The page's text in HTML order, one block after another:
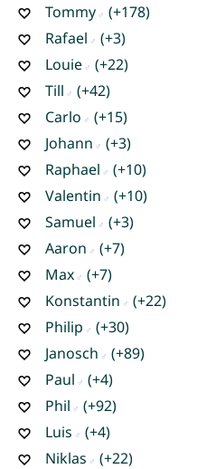
Tommy
(+178)
Rafael
(+3)
Louie
(+22)
Till
(+42)
Carlo
(+15)
Johann
(+3)
Raphael
(+10)
Valentin
(+10)
Samuel
(+3)
Aaron
(+7)
Max
(+7)
Konstantin
(+22)
Philip
(+30)
Janosch
(+89)
Paul
(+4)
Phil
(+92)
Luis
(+4)
Niklas
(+22)